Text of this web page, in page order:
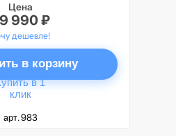
Цена
990 ₽
дешевле!
в корзину
в 1
клик
арт. 983